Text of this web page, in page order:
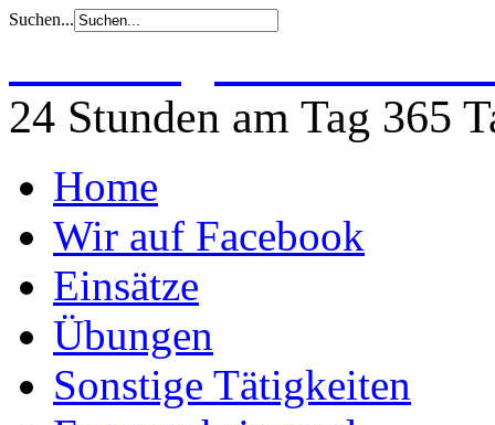
Suchen...
24 Stunden am Tag 365
Home
Wir auf Facebook
Einsätze
Übungen
Sonstige Tätigkeiten